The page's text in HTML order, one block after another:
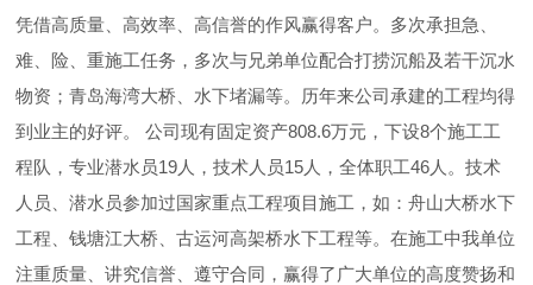
凭借高质量、高效率、高信誉的作风赢得客户。多次承担急、
难、险、重施工任务，多次与兄弟单位配合打捞沉船及若干沉水
物资；青岛海湾大桥、水下堵漏等。历年来公司承建的工程均得
到业主的好评。 公司现有固定资产808.6万元，下设8个施工工
程队，专业潜水员19人，技术人员15人，全体职工46人。技术
人员、潜水员参加过国家重点工程项目施工，如：舟山大桥水下
工程、钱塘江大桥、古运河高架桥水下工程等。在施工中我单位
注重质量、讲究信誉、遵守合同，赢得了广大单位的高度赞扬和